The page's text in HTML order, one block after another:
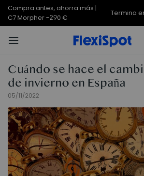
Compra antes, ahorra más |
C7 Morpher -290 €
Termina
Cuándo se hace el
de invierno en España
05/11/2022